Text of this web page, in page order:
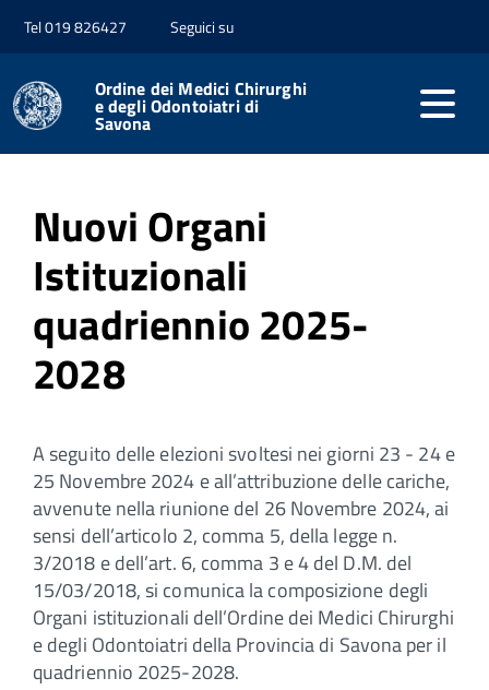
Tel 019 826427 Seguici su
Ordine dei Medici Chirurghi
e degli Odontoiatri di
Savona
Home
Pubblicato: 16 Dicembre 2025
Nuovi Organi
Istituzionali
quadriennio 2025-
2028
A seguito delle elezioni svoltesi nei giorni 23 - 24 e
25 Novembre 2024 e all’attribuzione delle cariche,
avvenute nella riunione del 26 Novembre 2024, ai
sensi dell’articolo 2, comma 5, della legge n.
3/2018 e dell’art. 6, comma 3 e 4 del D.M. del
15/03/2018, si comunica la composizione degli
Organi istituzionali dell’Ordine dei Medici Chirurghi
e degli Odontoiatri della Provincia di Savona per il
quadriennio 2025-2028.